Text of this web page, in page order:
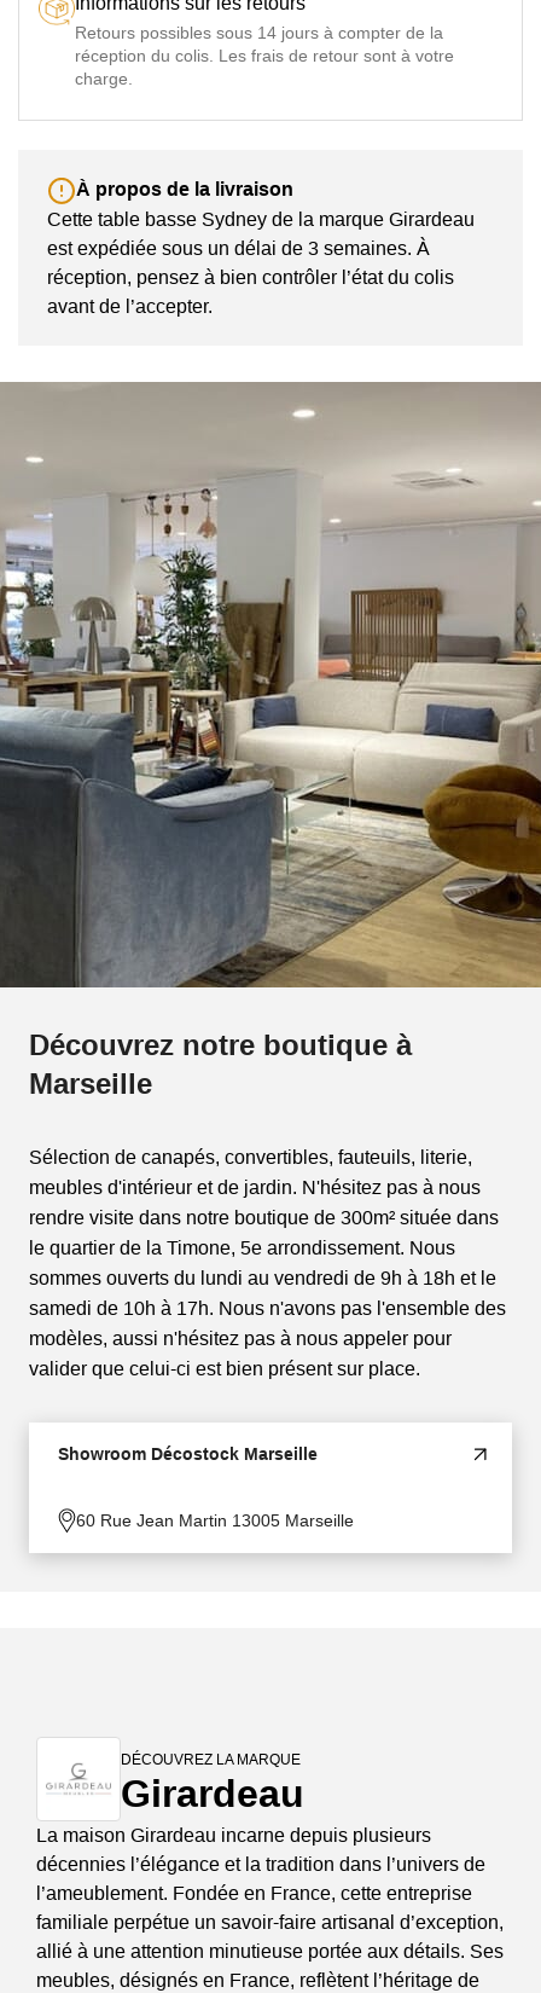
Retours possibles sous 14 jours à compter de la
réception du colis. Les frais de retour sont à votre
charge.
À propos de la livraison
Cette table basse Sydney de la marque Girardeau
est expédiée sous un délai de 3 semaines. À
réception, pensez à bien contrôler l’état du colis
avant de l’accepter.
Découvrez notre boutique à
Marseille
Sélection de canapés, convertibles, fauteuils, literie,
meubles d'intérieur et de jardin. N'hésitez pas à nous
rendre visite dans notre boutique de 300m² située dans
le quartier de la Timone, 5e arrondissement. Nous
sommes ouverts du lundi au vendredi de 9h à 18h et le
samedi de 10h à 17h. Nous n'avons pas l'ensemble des
modèles, aussi n'hésitez pas à nous appeler pour
valider que celui-ci est bien présent sur place.
Showroom Décostock Marseille
60 Rue Jean Martin 13005 Marseille
DÉCOUVREZ LA MARQUE
Girardeau
La maison Girardeau incarne depuis plusieurs
décennies l’élégance et la tradition dans l’univers de
l’ameublement. Fondée en France, cette entreprise
familiale perpétue un savoir-faire artisanal d’exception,
allié à une attention minutieuse portée aux détails. Ses
meubles, désignés en France, reflètent l’héritage de